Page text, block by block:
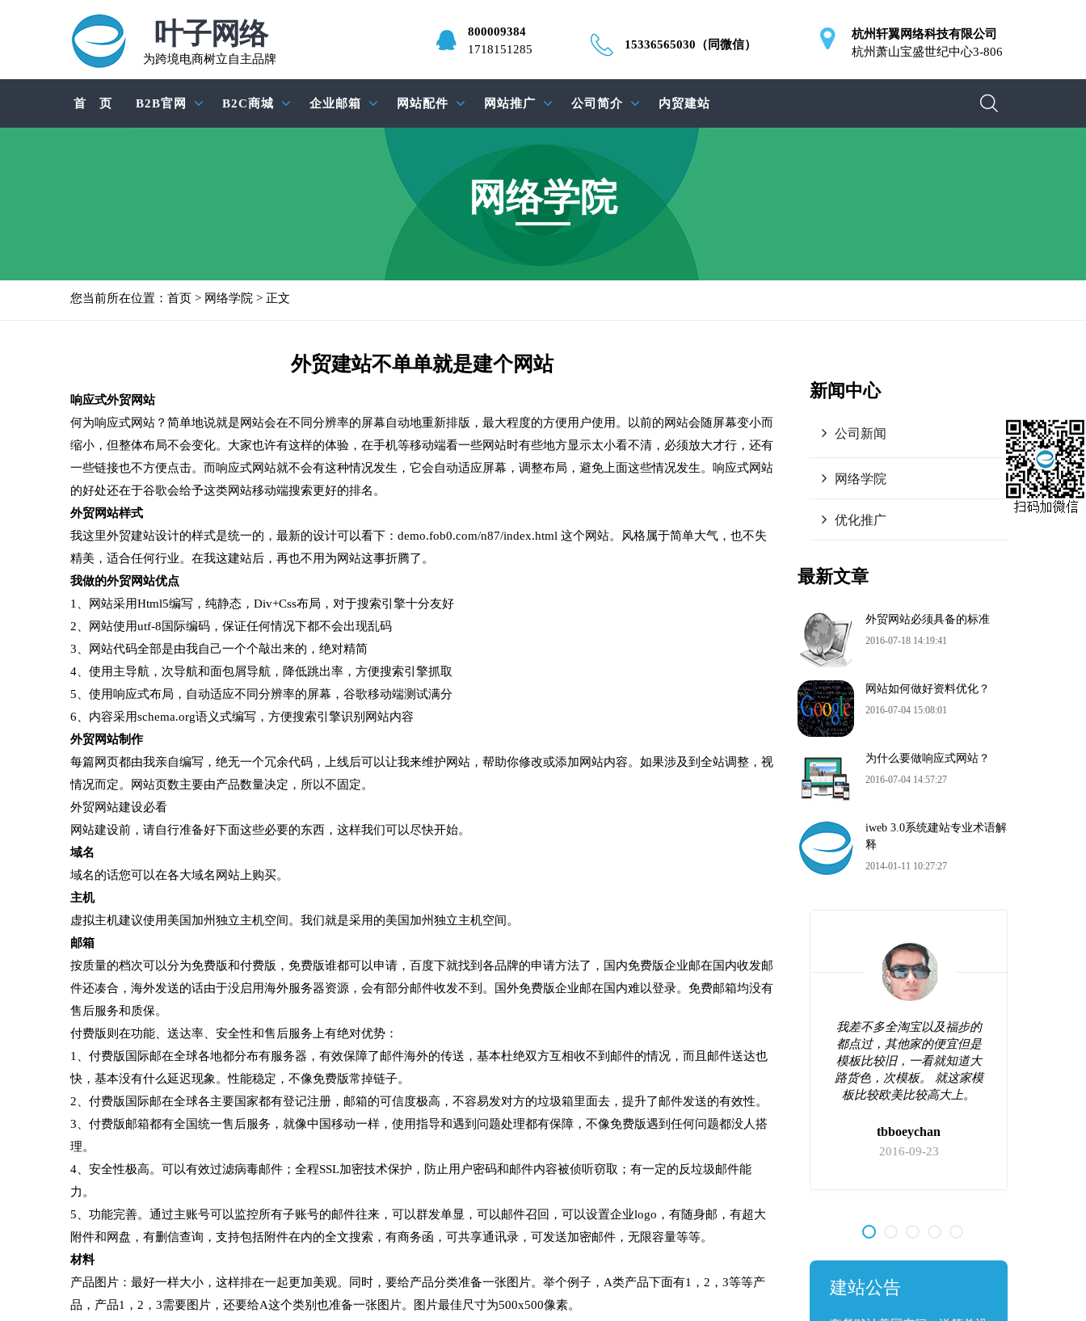
叶子网络
为跨境电商树立自主品牌
800009384
1718151285
15336565030（同微信）
杭州轩翼网络科技有限公司
杭州萧山宝盛世纪中心3-806
首 页 B2B官网 B2C商城 企业邮箱 网站配件 网站推广 公司简介 内贸建站
网络学院
您当前所在位置： 首页 > 网络学院 > 正文
外贸建站不单单就是建个网站
响应式外贸网站
何为响应式网站？简单地说就是网站会在不同分辨率的屏幕自动地重新排版，最大程度的方便用户使用。以前的网站会随屏幕变小而
缩小，但整体布局不会变化。大家也许有这样的体验，在手机等移动端看一些网站时有些地方显示太小看不清，必须放大才行，还有
一些链接也不方便点击。而响应式网站就不会有这种情况发生，它会自动适应屏幕，调整布局，避免上面这些情况发生。响应式网站
的好处还在于谷歌会给予这类网站移动端搜索更好的排名。
外贸网站样式
我这里外贸建站设计的样式是统一的，最新的设计可以看下：demo.fob0.com/n87/index.html 这个网站。风格属于简单大气，也不失
精美，适合任何行业。在我这建站后，再也不用为网站这事折腾了。
我做的外贸网站优点
1、网站采用Html5编写，纯静态，Div+Css布局，对于搜索引擎十分友好
2、网站使用utf-8国际编码，保证任何情况下都不会出现乱码
3、网站代码全部是由我自己一个个敲出来的，绝对精简
4、使用主导航，次导航和面包屑导航，降低跳出率，方便搜索引擎抓取
5、使用响应式布局，自动适应不同分辨率的屏幕，谷歌移动端测试满分
6、内容采用schema.org语义式编写，方便搜索引擎识别网站内容
外贸网站制作
每篇网页都由我亲自编写，绝无一个冗余代码，上线后可以让我来维护网站，帮助你修改或添加网站内容。如果涉及到全站调整，视
情况而定。网站页数主要由产品数量决定，所以不固定。
外贸网站建设必看
网站建设前，请自行准备好下面这些必要的东西，这样我们可以尽快开始。
域名
域名的话您可以在各大域名网站上购买。
主机
虚拟主机建议使用美国加州独立主机空间。我们就是采用的美国加州独立主机空间。
邮箱
按质量的档次可以分为免费版和付费版，免费版谁都可以申请，百度下就找到各品牌的申请方法了，国内免费版企业邮在国内收发邮
件还凑合，海外发送的话由于没启用海外服务器资源，会有部分邮件收发不到。国外免费版企业邮在国内难以登录。免费邮箱均没有
售后服务和质保。
付费版则在功能、送达率、安全性和售后服务上有绝对优势：
1、付费版国际邮在全球各地都分布有服务器，有效保障了邮件海外的传送，基本杜绝双方互相收不到邮件的情况，而且邮件送达也
快，基本没有什么延迟现象。性能稳定，不像免费版常掉链子。
2、付费版国际邮在全球各主要国家都有登记注册，邮箱的可信度极高，不容易发对方的垃圾箱里面去，提升了邮件发送的有效性。
3、付费版邮箱都有全国统一售后服务，就像中国移动一样，使用指导和遇到问题处理都有保障，不像免费版遇到任何问题都没人搭
理。
4、安全性极高。可以有效过滤病毒邮件；全程SSL加密技术保护，防止用户密码和邮件内容被侦听窃取；有一定的反垃圾邮件能
力。
5、功能完善。通过主账号可以监控所有子账号的邮件往来，可以群发单显，可以邮件召回，可以设置企业logo，有随身邮，有超大
附件和网盘，有删信查询，支持包括附件在内的全文搜索，有商务函，可共享通讯录，可发送加密邮件，无限容量等等。
材料
产品图片：最好一样大小，这样排在一起更加美观。同时，要给产品分类准备一张图片。举个例子，A类产品下面有1，2，3等等产
品，产品1，2，3需要图片，还要给A这个类别也准备一张图片。图片最佳尺寸为500x500像素。
新闻中心
公司新闻
网络学院
优化推广
最新文章
外贸网站必须具备的标准
2016-07-18 14:19:41
网站如何做好资料优化？
2016-07-04 15:08:01
为什么要做响应式网站？
2016-07-04 14:57:27
iweb 3.0系统建站专业术语解
释
2014-01-11 10:27:27
看以后长期提供售后服务不
态度，好评
cy32008
从开始入手操作到网站弄好
改多次，非常有耐心，现在
对可以！
kilala2000
我差不多全淘宝以及福步的
都点过，其他家的便宜但是
模板比较旧，一看就知道大
路货色，次模板。 就这家模
板比较欧美比较高大上。
tbboeychan
2016-09-23
建站公告